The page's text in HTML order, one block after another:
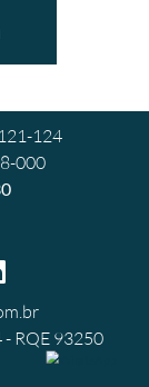
124
000
RQE 93250